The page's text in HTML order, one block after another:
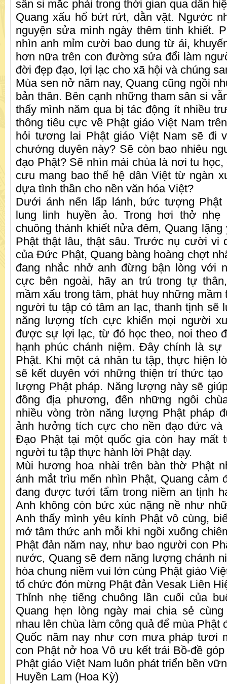
sân si mắc phải trong thời gian qua dần
Quang xấu hổ bứt rứt, dằn vặt. Ngước
nguyện sửa mình ngày thêm tinh khiết.
nhìn anh mỉm cười bao dung từ ái,
hơn nữa trên con đường sửa đổi làm
đời đẹp đạo, lợi lạc cho xã hội và chúng
Mùa sen nở năm nay, Quang cũng ngồi
bản thân. Bên cạnh những tham sân si
thấy mình năm qua bị tác động ít nhiều
thông tiêu cực về Phật giáo Việt Nam
hỏi tương lai Phật giáo Việt Nam sẽ đi
chướng duyên này? Sẽ còn bao nhiêu
đạo Phật? Sẽ nhìn mái chùa là nơi tu
cưu mang bao thế hệ dân Việt từ ngàn
dựa tình thần cho nền văn hóa Việt?
Dưới ánh nến lấp lánh, bức tượng Phật
lung linh huyền ảo. Trong hơi thở
chuông thánh khiết nửa đêm, Quang
Phật thật lâu, thật sâu. Trước nụ cười vi
của Đức Phật, Quang bàng hoàng chợt
đang nhắc nhở anh đừng bận lòng với
cực bên ngoài, hãy an trú trong tự
mầm xấu trong tâm, phát huy những
người tu tập có tâm an lạc, thanh tịnh sẽ
năng lượng tích cực khiến mọi người
được sự lợi lạc, từ đó học theo, noi theo
hạnh phúc chánh niệm. Đây chính là
Phật. Khi một cá nhân tu tập, thực hiện
sẽ kết duyên với những thiện trí thức tạo
lượng Phật pháp. Năng lượng này sẽ
đồng địa phương, đến những ngôi
nhiều vòng tròn năng lượng Phật pháp
ảnh hưởng tích cực cho nền đạo đức và
Đạo Phật tại một quốc gia còn hay mất
người tu tập thực hành lời Phật dạy.
Mùi hương hoa nhài trên bàn thờ Phật
ánh mắt trìu mến nhìn Phật, Quang cảm
đang được tưới tẩm trong niềm an tịnh
Anh không còn bức xúc nặng nề như
Anh thấy mình yêu kính Phật vô cùng,
mở tâm thức anh mỗi khi ngồi xuống
Phật đản năm nay, như bao người con
nước, Quang sẽ đem năng lượng chánh
hòa chung niềm vui lớn cùng Phật giáo
tổ chức đón mừng Phật đản Vesak Liên
Thỉnh nhẹ tiếng chuông lần cuối của
Quang hẹn lòng ngày mai chia sẻ
nhau lên chùa làm công quả để mùa Phật
Quốc năm nay như cơn mưa pháp tươi
con Phật nở hoa Vô ưu kết trái Bồ-đề
Phật giáo Việt Nam luôn phát triển bền
Huyền Lam (Hoa Kỳ)